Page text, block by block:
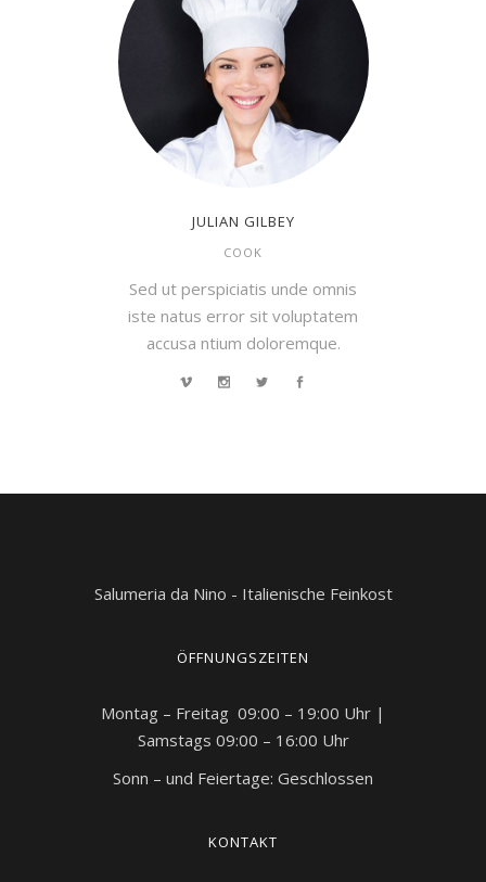
JULIAN GILBEY
COOK
Sed ut perspiciatis unde omnis
iste natus error sit voluptatem
accusa ntium doloremque.
Salumeria da Nino - Italienische Feinkost
ÖFFNUNGSZEITEN
Montag – Freitag 09:00 – 19:00 Uhr |
Samstags 09:00 – 16:00 Uhr
Sonn – und Feiertage: Geschlossen
KONTAKT